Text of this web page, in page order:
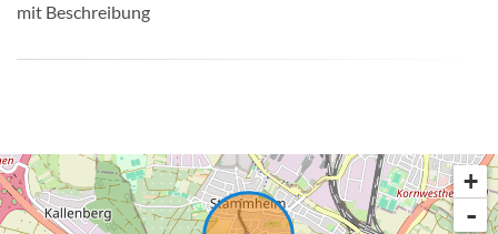
mit Beschreibung
Anzeige melden
+
-